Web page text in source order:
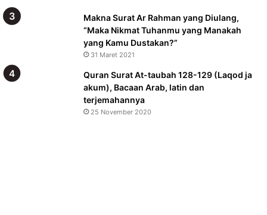
Makna Surat Ar Rahman yang Diulang,
“Maka Nikmat Tuhanmu yang Manakah
yang Kamu Dustakan?”
31 Maret 2021
Quran Surat At-taubah 128-129 (Laqod ja
akum), Bacaan Arab, latin dan
terjemahannya
25 November 2020